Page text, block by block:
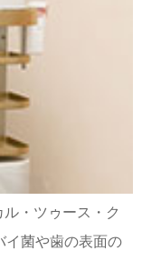
・ツゥース・ク
イ菌や歯の表面の